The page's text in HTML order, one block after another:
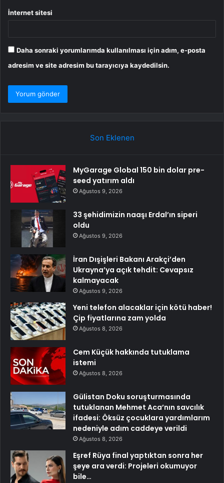
İnternet sitesi
Daha sonraki yorumlarımda kullanılması için adım, e-posta
adresim ve site adresim bu tarayıcıya kaydedilsin.
Son Eklenen
MyGarage Global 150 bin dolar pre-
seed yatırım aldı
Ağustos 9, 2026
33 şehidimizin naaşı Erdal’ın siperi
oldu
Ağustos 9, 2026
İran Dışişleri Bakanı Arakçi’den
Ukrayna’ya açık tehdit: Cevapsız
kalmayacak
Ağustos 9, 2026
Yeni telefon alacaklar için kötü haber!
Çip fiyatlarına zam yolda
Ağustos 8, 2026
Cem Küçük hakkında tutuklama
istemi
Ağustos 8, 2026
Gülistan Doku soruşturmasında
tutuklanan Mehmet Aca’nın savcılık
ifadesi: Öksüz çocuklara yardımlarım
nedeniyle adım caddeye verildi
Ağustos 8, 2026
Eşref Rüya final yaptıktan sonra her
şeye ara verdi: Projeleri okumuyor
bile…